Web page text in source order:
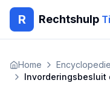
R Rechtshulp
Home
Home Encyclopedie